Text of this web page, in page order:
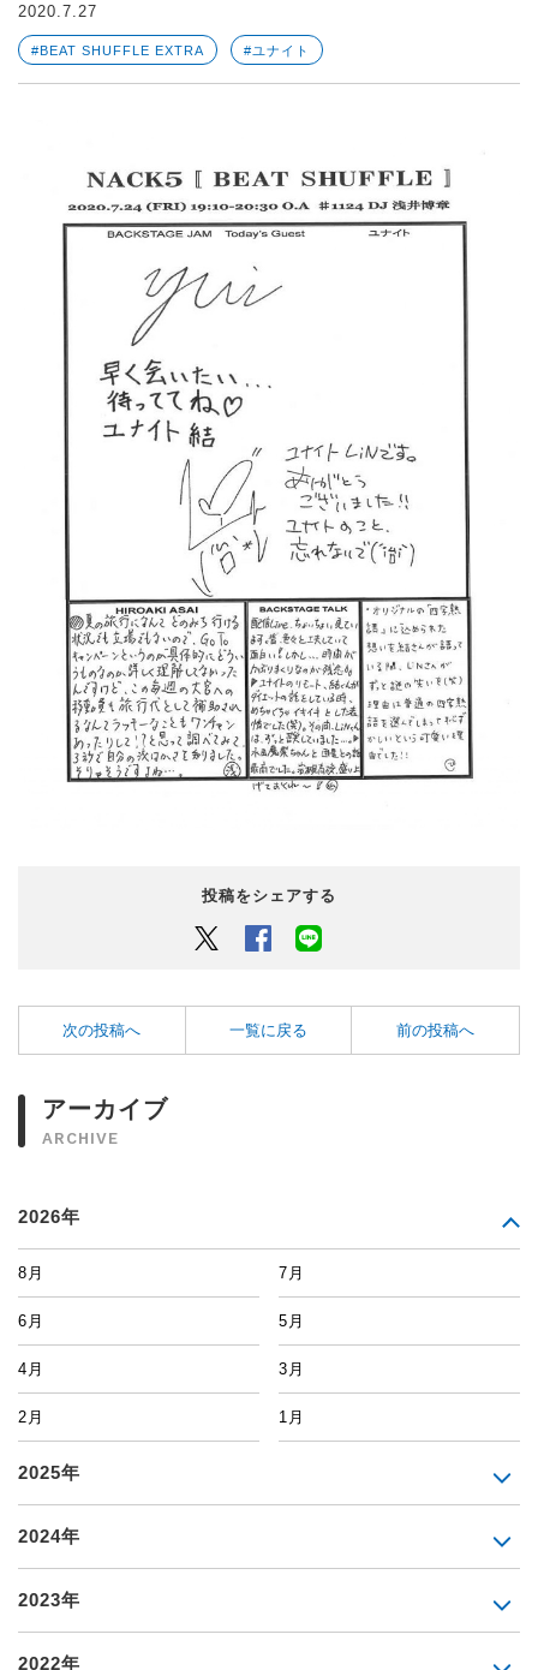
2020.7.27
#BEAT SHUFFLE EXTRA #ユナイト
投稿をシェアする
Twitter Facebook
次の投稿へ 一覧に戻る 前の投稿へ
アーカイブ
ARCHIVE
2026年
8月 7月
6月 5月
4月 3月
2月 1月
2025年
2024年
2023年
2022年